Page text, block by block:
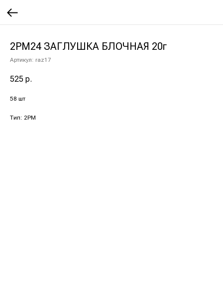
2РМ24 ЗАГЛУШКА БЛОЧНАЯ 20г
Артикул: raz17
525 р.
58 шт
Тип: 2РМ